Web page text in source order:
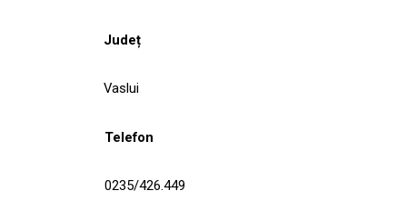
Județ
Vaslui
Telefon
0235/426.449